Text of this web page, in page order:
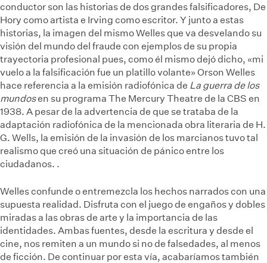
conductor son las historias de dos grandes falsificadores, De
Hory como artista e Irving como escritor. Y junto a estas
historias, la imagen del mismo Welles que va desvelando su
visión del mundo del fraude con ejemplos de su propia
trayectoria profesional pues, como él mismo dejó dicho, «mi
vuelo a la falsificación fue un platillo volante» Orson Welles
hace referencia a la emisión radiofónica de La guerra de los
mundosen su programa The Mercury Theatre de la CBS en
1938. A pesar de la advertencia de que se trataba de la
adaptación radiofónica de la mencionada obra literaria de H.
G. Wells, la emisión de la invasión de los marcianos tuvo tal
realismo que creó una situación de pánico entre los
ciudadanos. .
Welles confunde o entremezcla los hechos narrados con una
supuesta realidad. Disfruta con el juego de engaños y dobles
miradas a las obras de arte y la importancia de las
identidades. Ambas fuentes, desde la escritura y desde el
cine, nos remiten a un mundo si no de falsedades, al menos
de ficción. De continuar por esta vía, acabaríamos también